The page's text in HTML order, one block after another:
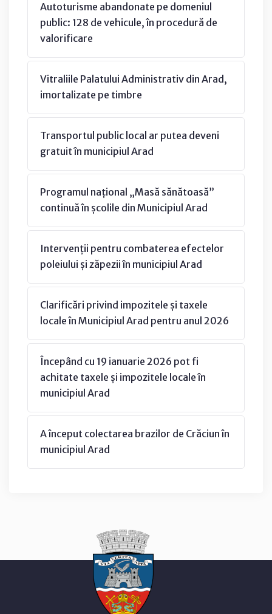
Autoturisme abandonate pe domeniul
public: 128 de vehicule, în procedură de
valorificare
Vitraliile Palatului Administrativ din Arad,
imortalizate pe timbre
Transportul public local ar putea deveni
gratuit în municipiul Arad
Programul național „Masă sănătoasă”
continuă în școlile din Municipiul Arad
Intervenții pentru combaterea efectelor
poleiului și zăpezii în municipiul Arad
Clarificări privind impozitele și taxele
locale în Municipiul Arad pentru anul 2026
Începând cu 19 ianuarie 2026 pot fi
achitate taxele și impozitele locale în
municipiul Arad
A început colectarea brazilor de Crăciun în
municipiul Arad